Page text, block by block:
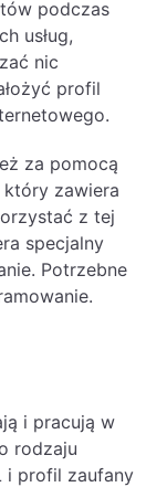
podczas
usług,
nic
profil
za pomocą
zawiera
z tej
specjalny
Potrzebne
i pracują w
rodzaju
i profil zaufany